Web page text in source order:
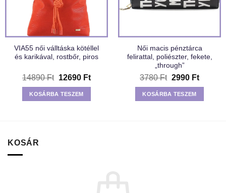
VIA55 női válltáska kötéllel
és karikával, rostbőr, piros
14890Ft Original
price
was:
14890 Ft.
12690 FtCurrent
price
12690 Ft.
KOSÁRBA TESZEM
Női macis pénztárca
felirattal, poliészter, fekete,
„through”
3780Ft Original
price
was:
3780 Ft.
2990 FtCurrent
price
2990
KOSÁRBA TESZEM
KOSÁR